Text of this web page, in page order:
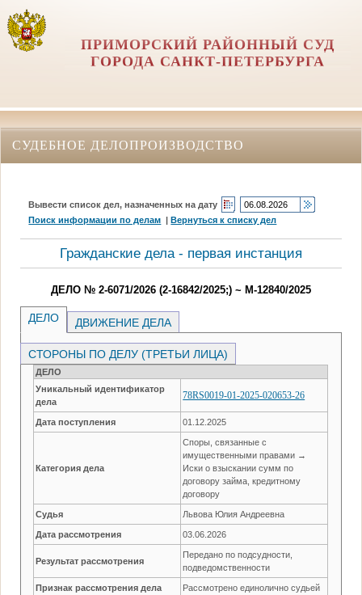
ПРИМОРСКИЙ РАЙОННЫЙ СУД
ГОРОДА САНКТ-ПЕТЕРБУРГА
СУДЕБНОЕ ДЕЛОПРОИЗВОДСТВО
Вывести список дел, назначенных на дату
Поиск информации по делам |Вернуться к списку дел
Гражданские дела - первая инстанция
ДЕЛО № 2-6071/2026 (2-16842/2025;) ~ М-12840/2025
ДЕЛО ДВИЖЕНИЕ ДЕЛА
СТОРОНЫ ПО ДЕЛУ (ТРЕТЬИ ЛИЦА)
ДЕЛО
Уникальный идентификатор
дела
78RS0019-01-2025-020653-26
Дата поступления 01.12.2025
Категория дела
Споры, связанные с
имущественными правами →
Иски о взыскании сумм по
договору займа, кредитному
договору
Судья Львова Юлия Андреевна
Дата рассмотрения 03.06.2026
Результат рассмотрения
Передано по подсудности,
подведомственности
Признак рассмотрения дела Рассмотрено единолично судьей